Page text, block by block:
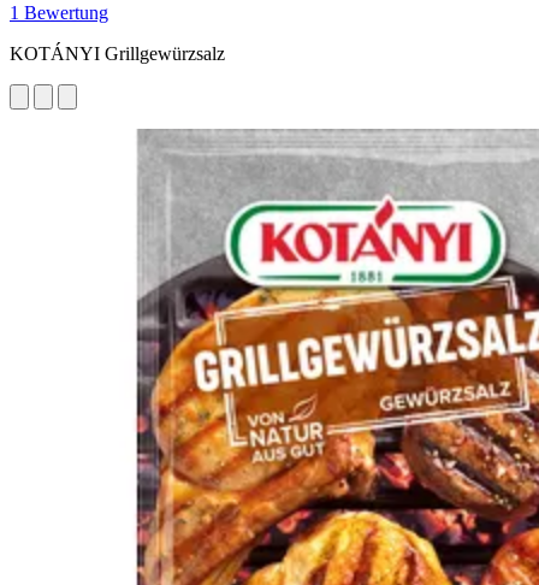
1 Bewertung
KOTÁNYI Grillgewürzsalz